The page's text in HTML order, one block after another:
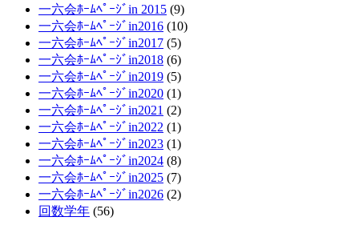
一六会ﾎｰﾑﾍﾟｰｼﾞin 2015 (9)
一六会ﾎｰﾑﾍﾟｰｼﾞin2016 (10)
一六会ﾎｰﾑﾍﾟｰｼﾞin2017 (5)
一六会ﾎｰﾑﾍﾟｰｼﾞin2018 (6)
一六会ﾎｰﾑﾍﾟｰｼﾞin2019 (5)
一六会ﾎｰﾑﾍﾟｰｼﾞin2020 (1)
一六会ﾎｰﾑﾍﾟｰｼﾞin2021 (2)
一六会ﾎｰﾑﾍﾟｰｼﾞin2022 (1)
一六会ﾎｰﾑﾍﾟｰｼﾞin2023 (1)
一六会ﾎｰﾑﾍﾟｰｼﾞin2024 (8)
一六会ﾎｰﾑﾍﾟｰｼﾞin2025 (7)
一六会ﾎｰﾑﾍﾟｰｼﾞin2026 (2)
回数学年 (56)